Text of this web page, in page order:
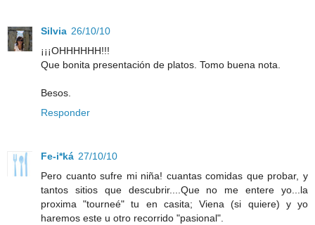
Silvia 26/10/10
¡¡¡OHHHHHH!!!
Que bonita presentación de platos. Tomo buena nota.
Besos.
Responder
Fe-i*ká 27/10/10
Pero cuanto sufre mi niña! cuantas comidas que probar, y
tantos sitios que descubrir....Que no me entere yo...la
proxima "tourneé" tu en casita; Viena (si quiere) y yo
haremos este u otro recorrido "pasional".